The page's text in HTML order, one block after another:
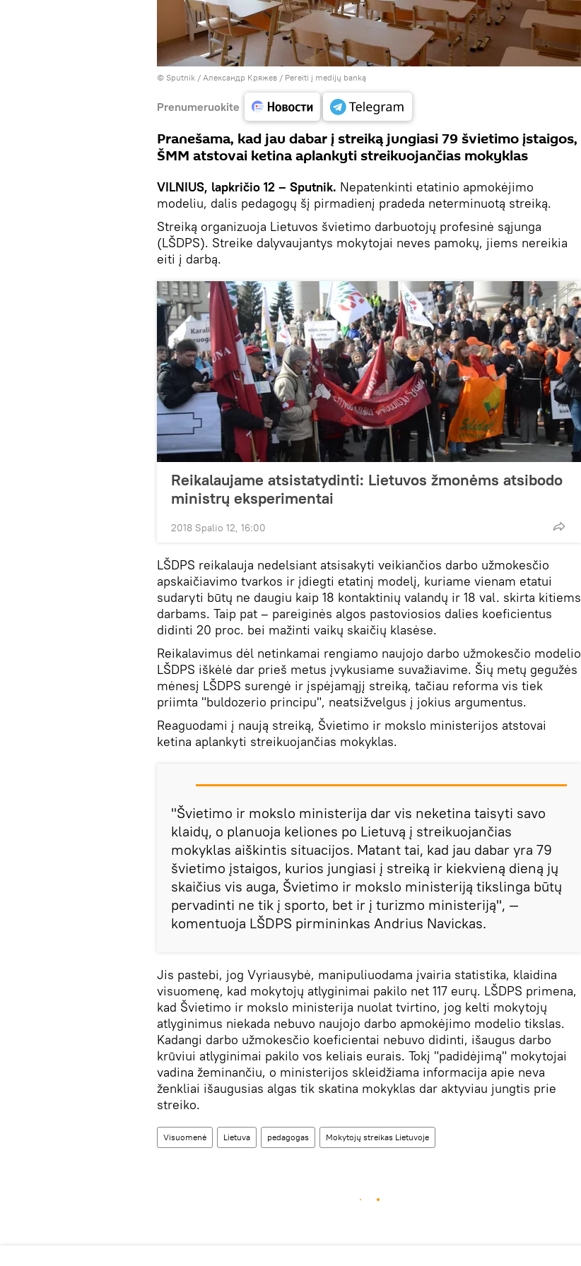
© Sputnik / Александр Кряжев / Pereiti į medijų banką
Prenumeruokite
Pranešama, kad jau dabar į streiką jungiasi 79 švietimo įstaigos,
ŠMM atstovai ketina aplankyti streikuojančias mokyklas
VILNIUS, lapkričio 12 – Sputnik. Nepatenkinti etatinio apmokėjimo
modeliu, dalis pedagogų šį pirmadienį pradeda neterminuotą streiką.
Streiką organizuoja Lietuvos švietimo darbuotojų profesinė sąjunga
(LŠDPS). Streike dalyvaujantys mokytojai neves pamokų, jiems nereikia
eiti į darbą.
Reikalaujame atsistatydinti: Lietuvos žmonėms atsibodo
ministrų eksperimentai
2018 Spalio 12, 16:00
LŠDPS reikalauja nedelsiant atsisakyti veikiančios darbo užmokesčio
apskaičiavimo tvarkos ir įdiegti etatinį modelį, kuriame vienam etatui
sudaryti būtų ne daugiu kaip 18 kontaktinių valandų ir 18 val. skirta kitiems
darbams. Taip pat – pareiginės algos pastoviosios dalies koeficientus
didinti 20 proc. bei mažinti vaikų skaičių klasėse.
Reikalavimus dėl netinkamai rengiamo naujojo darbo užmokesčio modelio
LŠDPS iškėlė dar prieš metus įvykusiame suvažiavime. Šių metų gegužės
mėnesį LŠDPS surengė ir įspėjamąjį streiką, tačiau reforma vis tiek
priimta "buldozerio principu", neatsižvelgus į jokius argumentus.
Reaguodami į naują streiką, Švietimo ir mokslo ministerijos atstovai
ketina aplankyti streikuojančias mokyklas.
"Švietimo ir mokslo ministerija dar vis neketina taisyti savo
klaidų, o planuoja keliones po Lietuvą į streikuojančias
mokyklas aiškintis situacijos. Matant tai, kad jau dabar yra 79
švietimo įstaigos, kurios jungiasi į streiką ir kiekvieną dieną jų
skaičius vis auga, Švietimo ir mokslo ministeriją tikslinga būtų
pervadinti ne tik į sporto, bet ir į turizmo ministeriją", ―
komentuoja LŠDPS pirmininkas Andrius Navickas.
Jis pastebi, jog Vyriausybė, manipuliuodama įvairia statistika, klaidina
visuomenę, kad mokytojų atlyginimai pakilo net 117 eurų. LŠDPS primena,
kad Švietimo ir mokslo ministerija nuolat tvirtino, jog kelti mokytojų
atlyginimus niekada nebuvo naujojo darbo apmokėjimo modelio tikslas.
Kadangi darbo užmokesčio koeficientai nebuvo didinti, išaugus darbo
krūviui atlyginimai pakilo vos keliais eurais. Tokį "padidėjimą" mokytojai
vadina žeminančiu, o ministerijos skleidžiama informacija apie neva
ženkliai išaugusias algas tik skatina mokyklas dar aktyviau jungtis prie
streiko.
Visuomenė Lietuva pedagogas Mokytojų streikas Lietuvoje